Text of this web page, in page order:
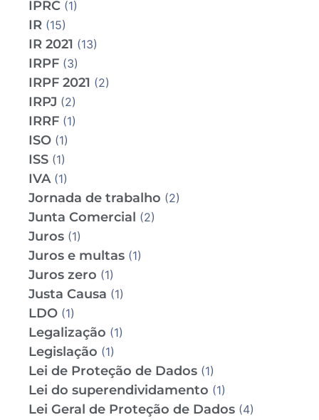
IPRC (1)
IR (15)
IR 2021 (13)
IRPF (3)
IRPF 2021 (2)
IRPJ (2)
IRRF (1)
ISO (1)
ISS (1)
IVA(1)
Jornada de trabalho (2)
Junta Comercial (2)
Juros (1)
Juros e multas (1)
Juros zero (1)
Justa Causa (1)
LDO (1)
Legalização (1)
Legislação (1)
Lei de Proteção de Dados (1)
Lei do superendividamento (1)
Lei Geral de Proteção de Dados (4)